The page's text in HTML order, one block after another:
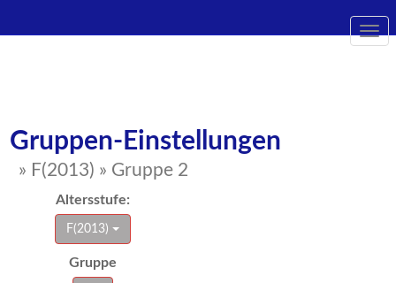
Gruppen-Einstellungen
» F(2013) » Gruppe 2
Altersstufe:
F(2013)
Gruppe